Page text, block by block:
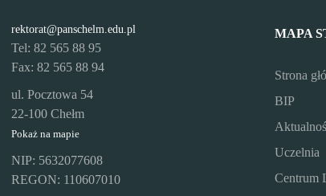
rektorat@panschelm.edu.pl
Tel: 82 565 88 95
Fax: 82 565 88 94
ul. Pocztowa 54
22-100 Chełm
Pokaż na mapie
NIP: 5632077608
REGON: 110607010
MAPA
Strona
BIP
Uczelnia
Centrum